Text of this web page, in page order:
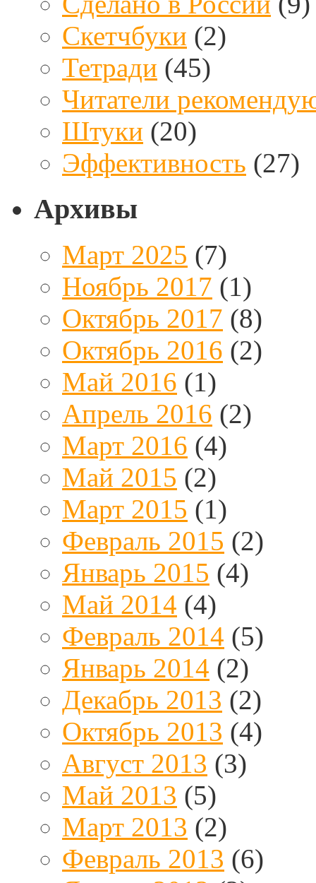
Скетчбуки (2)
Тетради (45)
Читатели
Штуки (20)
Эффективность (27)
Архивы
Март 2025 (7)
Ноябрь 2017 (1)
Октябрь 2017 (8)
Октябрь 2016 (2)
Май 2016 (1)
Апрель 2016 (2)
Март 2016 (4)
Май 2015 (2)
Март 2015 (1)
Февраль 2015 (2)
Январь 2015 (4)
Май 2014 (4)
Февраль 2014 (5)
Январь 2014 (2)
Декабрь 2013 (2)
Октябрь 2013 (4)
Август 2013 (3)
Май 2013 (5)
Март 2013 (2)
Февраль 2013 (6)